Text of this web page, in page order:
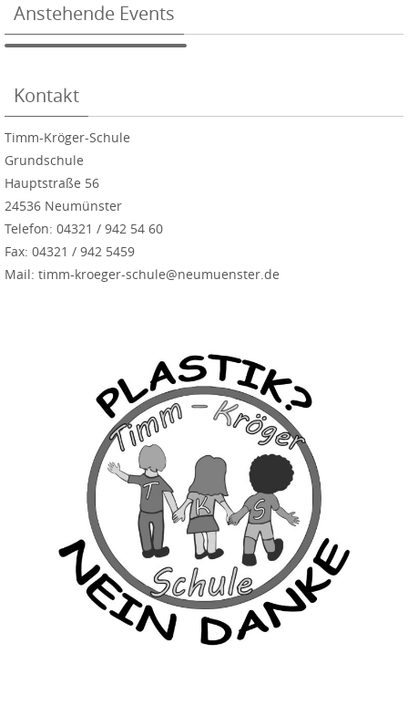
Anstehende Events
Kontakt
Timm-Kröger-Schule
Grundschule
Hauptstraße 56
24536 Neumünster
Telefon: 04321 / 942 54 60
Fax: 04321 / 942 5459
Mail: timm-kroeger-schule@neumuenster.de